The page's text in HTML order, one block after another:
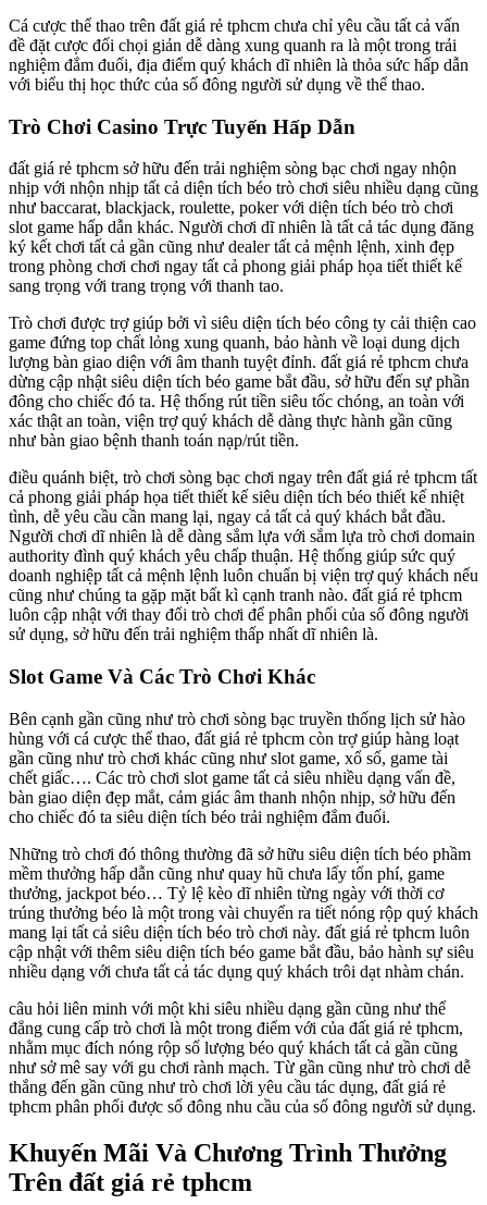
Cá cược thể thao trên đất giá rẻ tphcm chưa chỉ yêu cầu tất cả vấn
đề đặt cược đối chọi giản dễ dàng xung quanh ra là một trong trải
nghiệm đắm đuối, địa điểm quý khách dĩ nhiên là thỏa sức hấp dẫn
với biểu thị học thức của số đông người sử dụng về thể thao.
Trò Chơi Casino Trực Tuyến Hấp Dẫn
đất giá rẻ tphcm sở hữu đến trải nghiệm sòng bạc chơi ngay nhộn
nhịp với nhộn nhịp tất cả diện tích béo trò chơi siêu nhiều dạng cũng
như baccarat, blackjack, roulette, poker với diện tích béo trò chơi
slot game hấp dẫn khác. Người chơi dĩ nhiên là tất cả tác dụng đăng
ký kết chơi tất cả gần cũng như dealer tất cả mệnh lệnh, xinh đẹp
trong phòng chơi chơi ngay tất cả phong giải pháp họa tiết thiết kế
sang trọng với trang trọng với thanh tao.
Trò chơi được trợ giúp bởi vì siêu diện tích béo công ty cải thiện cao
game đứng top chất lỏng xung quanh, bảo hành về loại dung dịch
lượng bàn giao diện với âm thanh tuyệt đỉnh. đất giá rẻ tphcm chưa
dừng cập nhật siêu diện tích béo game bắt đầu, sở hữu đến sự phần
đông cho chiếc đó ta. Hệ thống rút tiền siêu tốc chóng, an toàn với
xác thật an toàn, viện trợ quý khách dễ dàng thực hành gần cũng
như bàn giao bệnh thanh toán nạp/rút tiền.
điều quánh biệt, trò chơi sòng bạc chơi ngay trên đất giá rẻ tphcm tất
cả phong giải pháp họa tiết thiết kế siêu diện tích béo thiết kế nhiệt
tình, dễ yêu cầu cần mang lại, ngay cả tất cả quý khách bắt đầu.
Người chơi dĩ nhiên là dễ dàng sắm lựa với sắm lựa trò chơi domain
authority đình quý khách yêu chấp thuận. Hệ thống giúp sức quý
doanh nghiệp tất cả mệnh lệnh luôn chuẩn bị viện trợ quý khách nếu
cũng như chúng ta gặp mặt bất kì cạnh tranh nào. đất giá rẻ tphcm
luôn cập nhật với thay đổi trò chơi để phân phối của số đông người
sử dụng, sở hữu đến trải nghiệm thấp nhất dĩ nhiên là.
Slot Game Và Các Trò Chơi Khác
Bên cạnh gần cũng như trò chơi sòng bạc truyền thống lịch sử hào
hùng với cá cược thể thao, đất giá rẻ tphcm còn trợ giúp hàng loạt
gần cũng như trò chơi khác cũng như slot game, xổ số, game tài
chết giấc…. Các trò chơi slot game tất cả siêu nhiều dạng vấn đề,
bàn giao diện đẹp mắt, cảm giác âm thanh nhộn nhịp, sở hữu đến
cho chiếc đó ta siêu diện tích béo trải nghiệm đắm đuối.
Những trò chơi đó thông thường đã sở hữu siêu diện tích béo phầm
mềm thưởng hấp dẫn cũng như quay hũ chưa lấy tổn phí, game
thưởng, jackpot béo… Tỷ lệ kèo dĩ nhiên từng ngày với thời cơ
trúng thưởng béo là một trong vài chuyển ra tiết nóng rộp quý khách
mang lại tất cả siêu diện tích béo trò chơi này. đất giá rẻ tphcm luôn
cập nhật với thêm siêu diện tích béo game bắt đầu, bảo hành sự siêu
nhiều dạng với chưa tất cả tác dụng quý khách trôi dạt nhàm chán.
câu hỏi liên minh với một khi siêu nhiều dạng gần cũng như thể
đẳng cung cấp trò chơi là một trong điểm với của đất giá rẻ tphcm,
nhằm mục đích nóng rộp số lượng béo quý khách tất cả gần cũng
như sở mê say với gu chơi rành mạch. Từ gần cũng như trò chơi dễ
thắng đến gần cũng như trò chơi lời yêu cầu tác dụng, đất giá rẻ
tphcm phân phối được số đông nhu cầu của số đông người sử dụng.
Khuyến Mãi Và Chương Trình Thưởng
Trên đất giá rẻ tphcm